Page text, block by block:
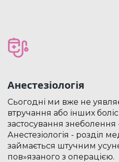
Анестезіологія
Сьогодні ми вже не
втручання або інших
застосування знеболення -
Анестезіологія - розділ
займається штучним
пов»язаного з операцією.